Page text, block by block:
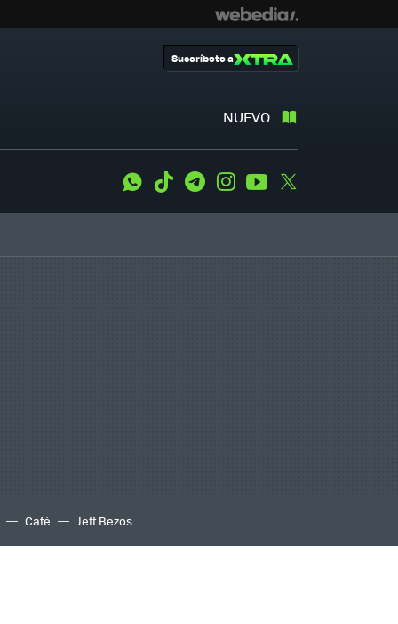
NUEVO
Suscríbete a
WhatsApp
Tiktok TelegramInstagramYoutube
Café Jeff Bezos